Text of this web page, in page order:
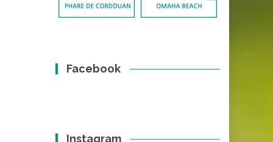
Facebook
Instagram